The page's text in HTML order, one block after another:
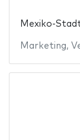
Mexiko-
Marketing,